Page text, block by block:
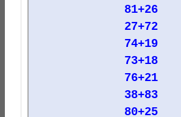
81+26
27+72
74+19
73+18
76+21
38+83
80+25